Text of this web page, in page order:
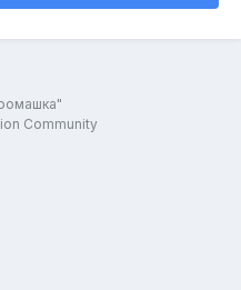
Community